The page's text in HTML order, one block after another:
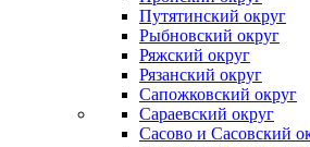
Путятинский округ
Рыбновский округ
Ряжский округ
Рязанский округ
Сапожковский округ
Сараевский округ
Сасово и Сасовский